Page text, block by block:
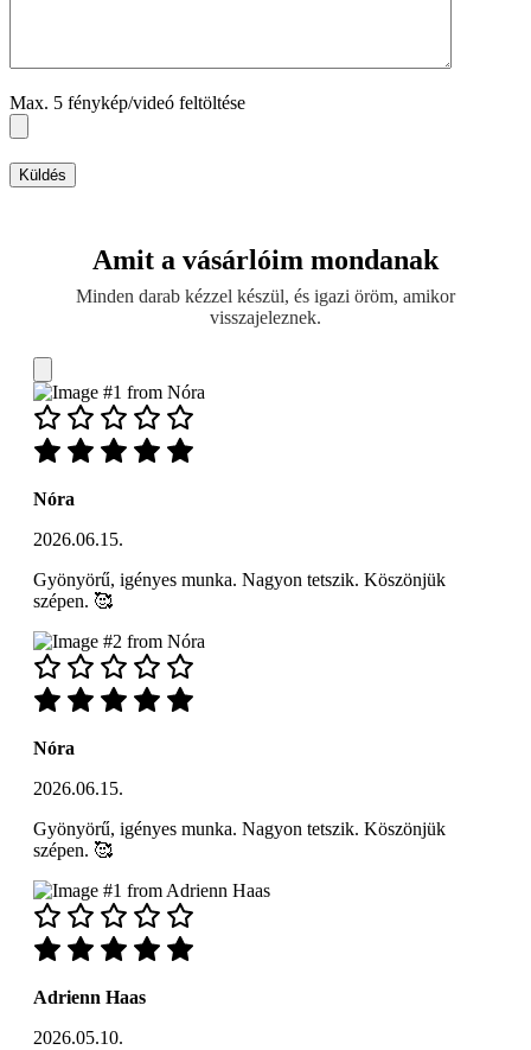
Max. 5 fénykép/videó feltöltése
Küldés
Amit a vásárlóim mondanak
Minden darab kézzel készül, és igazi öröm, amikor
visszajeleznek.
Nóra
2026.06.15.
Gyönyörű, igényes munka. Nagyon tetszik. Köszönjük
szépen. 🥰
Nóra
2026.06.15.
Gyönyörű, igényes munka. Nagyon tetszik. Köszönjük
szépen. 🥰
Adrienn Haas
2026.05.10.